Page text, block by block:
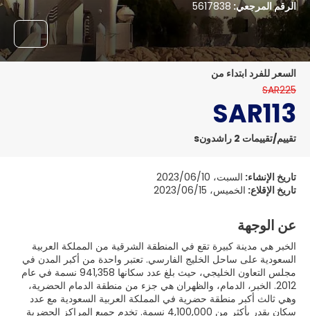
الرقم المرجعي: 5617838
السعر للفرد ابتداء من
SAR225
SAR113
تقييم/تقييمات 2 راشدونs
تاريخ الإنشاء: السبت، 2023/06/10
تاريخ الإقلاع: الخميس، 2023/06/15
عن الوجهة
الخبر هي مدينة كبيرة تقع في المنطقة الشرقية من المملكة العربية
السعودية على ساحل الخليج الفارسي. تعتبر واحدة من أكبر المدن في
مجلس التعاون الخليجي، حيث بلغ عدد سكانها 941,358 نسمة في عام
2012. الخبر، الدمام، والظهران هي جزء من منطقة الدمام الحضرية،
وهي ثالث أكبر منطقة حضرية في المملكة العربية السعودية مع عدد
سكان يقدر بأكثر من 4,100,000 نسمة. تخدم جميع المراكز الحضرية